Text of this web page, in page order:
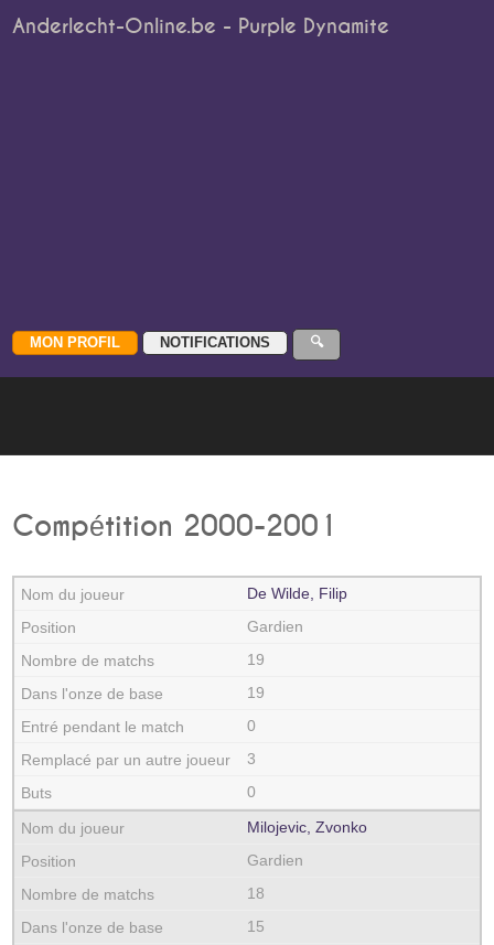
Anderlecht-Online.be - Purple Dynamite
Compétition 2000-2001
De Wilde, Filip
Gardien
19
19
0
3
0
Milojevic, Zvonko
Gardien
18
15